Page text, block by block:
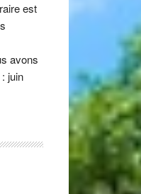
est
avons
juin